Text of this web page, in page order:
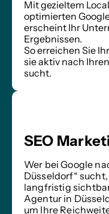
Mit gezieltem
optimierten
erscheint Ihr
Ergebnissen.
So erreichen Sie
sie aktiv nach
sucht.
SEO
Wer bei Google
Düsseldorf“
langfristig
Agentur in
um Ihre